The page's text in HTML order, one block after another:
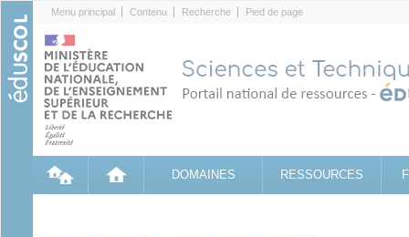
Menu principal Contenu Recherche Pied de page
DOMAINES RESSOURCES